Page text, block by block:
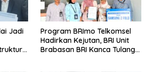
Jadi
Program BRImo Telkomsel
Hadirkan Kejutan, BRI Unit
Brabasan BRI Kanca Tulang